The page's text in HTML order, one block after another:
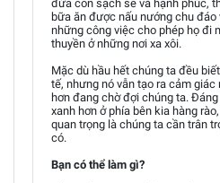
đứa con sạch sẽ và hạnh phúc,
bữa ăn được nấu nướng chu đáo
những công việc cho phép họ đi
thuyền ở những nơi xa xôi.
Mặc dù hầu hết chúng ta đều
tế, nhưng nó vẫn tạo ra cảm
hơn đang chờ đợi chúng ta.
xanh hơn ở phía bên kia hàng
quan trọng là chúng ta cần trân
có.
Bạn có thể làm gì?